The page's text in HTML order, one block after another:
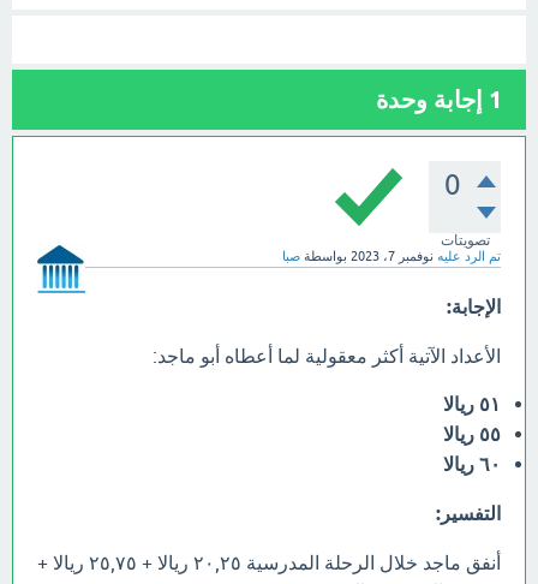
1 إجابة وحدة
0
تصويتات
تم الرد عليه نوفمبر 7، 2023 بواسطة صبا
الإجابة:
الأعداد الآتية أكثر معقولية لما أعطاه أبو ماجد:
٥١ ريالا
٥٥ ريالا
٦٠ ريالا
التفسير:
أنفق ماجد خلال الرحلة المدرسية ٢٠,٢٥ ريالا + ٢٥,٧٥ ريالا +